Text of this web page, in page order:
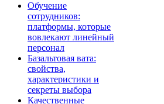
Обучение
сотрудников:
платформы, которые
вовлекают линейный
персонал
Базальтовая вата:
свойства,
характеристики и
секреты выбора
Качественные